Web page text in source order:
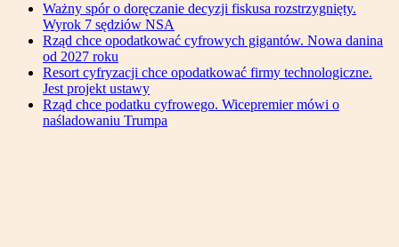
Ważny spór o doręczanie decyzji fiskusa rozstrzygnięty.
Wyrok 7 sędziów NSA
Rząd chce opodatkować cyfrowych gigantów. Nowa danina
od 2027 roku
Resort cyfryzacji chce opodatkować firmy technologiczne.
Jest projekt ustawy
Rząd chce podatku cyfrowego. Wicepremier mówi o
naśladowaniu Trumpa